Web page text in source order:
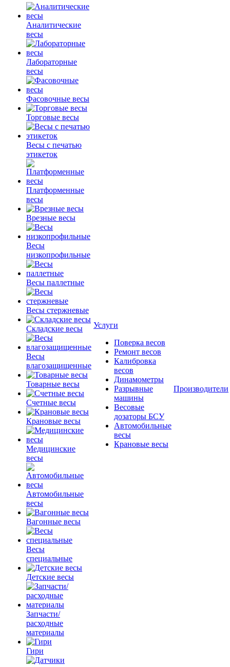
Аналитические
весы
Лабораторные
весы
Фасовочные весы
Торговые весы
Весы с печатью
этикеток
Платформенные
весы
Врезные весы
Весы
низкопрофильные
Весы паллетные
Весы стержневые
Складские весы
Весы
влагозащищенные
Товарные весы
Счетные весы
Крановые весы
Медицинские
весы
Автомобильные
весы
Вагонные весы
Весы
специальные
Детские весы
Запчасти/
расходные
материалы
Гири
Услуги
Поверка весов
Ремонт весов
Калибровка
весов
Динамометры
Разрывные
машины
Весовые
дозаторы БСУ
Автомобильные
весы
Крановые весы
Производители